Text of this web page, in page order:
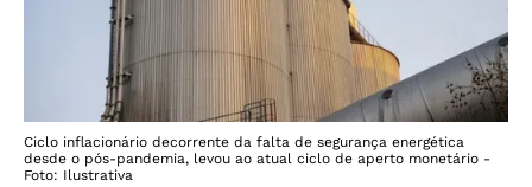
Ciclo inflacionário decorrente da falta de segurança energética
desde o pós-pandemia, levou ao atual ciclo de aperto monetário -
Foto: Ilustrativa